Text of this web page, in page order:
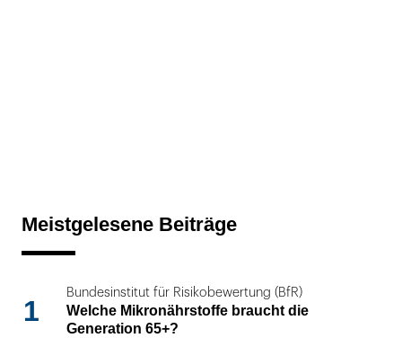
Meistgelesene Beiträge
1
Bundesinstitut für Risikobewertung (BfR)
Welche Mikronährstoffe braucht die
Generation 65+?